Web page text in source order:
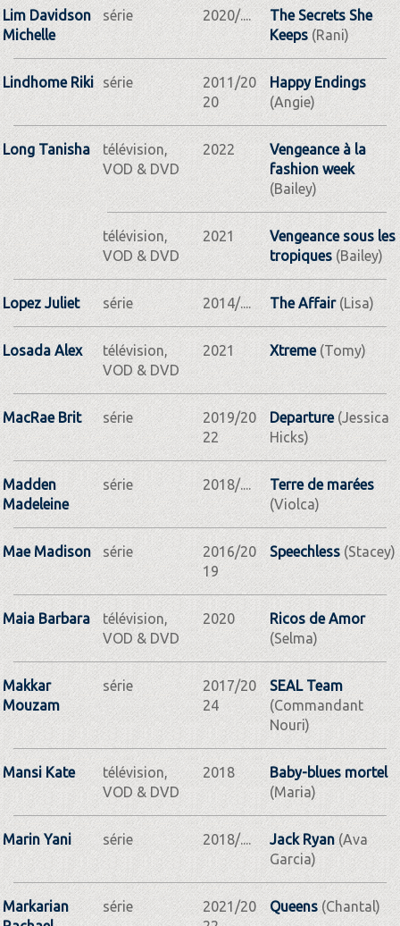
Lim Davidson
Michelle
série 2020/....
The Secrets She
Keeps(Rani)
Lindhome Riki série
2011/20
20
Happy Endings
(Angie)
Long Tanisha
télévision,
VOD & DVD
2022
Vengeance à la
fashion week
(Bailey)
télévision,
VOD & DVD
2021
Vengeance sous les
tropiques(Bailey)
Lopez Juliet série 2014/.... The Affair(Lisa)
Losada Alex
télévision,
VOD & DVD
2021 Xtreme(Tomy)
MacRae Brit série
2019/20
22
Departure(Jessica
Hicks)
Madden
Madeleine
série 2018/....
Terre de marées
(Violca)
Mae Madison série
2016/20
19
Speechless(Stacey)
Maia Barbara
télévision,
VOD & DVD
2020
Ricos de Amor
(Selma)
Makkar
Mouzam
série
2017/20
24
SEAL Team
(Commandant
Nouri)
Mansi Kate
télévision,
VOD & DVD
2018
Baby-blues mortel
(Maria)
Marin Yani série 2018/.... Jack Ryan(Ava
Garcia)
Markarian
série
2021/20
Queens(Chantal)